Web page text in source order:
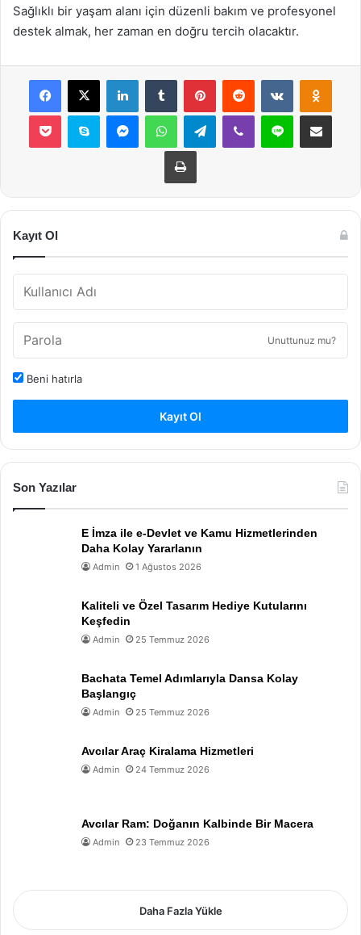
Sağlıklı bir yaşam alanı için düzenli bakım ve profesyonel
destek almak, her zaman en doğru tercih olacaktır.
Facebook
X LinkedInTumblr PinterestReddit VKontakte
Pocket Skype MessengerWhatsAppTelegramViber Line E-Posta ile
Yazdır
Kayıt Ol
Unuttunuz mu?
Beni hatırla
Kayıt Ol
Son Yazılar
E İmza ile e-Devlet ve Kamu Hizmetlerinden
Daha Kolay Yararlanın
Admin 1 Ağustos 2026
Kaliteli ve Özel Tasarım Hediye Kutularını
Keşfedin
Admin 25 Temmuz 2026
Bachata Temel Adımlarıyla Dansa Kolay
Başlangıç
Admin 25 Temmuz 2026
Avcılar Araç Kiralama Hizmetleri
Admin 24 Temmuz 2026
Avcılar Ram: Doğanın Kalbinde Bir Macera
Admin 23 Temmuz 2026
Daha Fazla Yükle